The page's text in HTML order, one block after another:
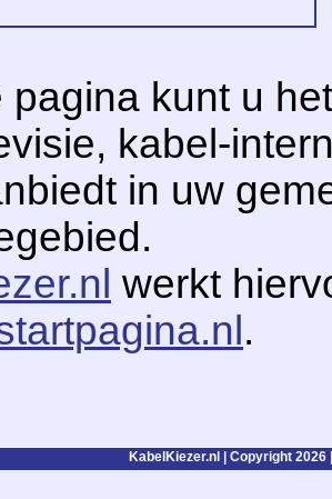
pagina kunt u
kabel-
in uw
werkt
.
KabelKiezer.nl | Copyright 2026